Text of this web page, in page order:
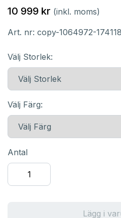
10 999 kr (inkl. moms)
Art. nr: copy-1064972-
Välj Storlek:
Välj Färg:
Antal
Lägg i